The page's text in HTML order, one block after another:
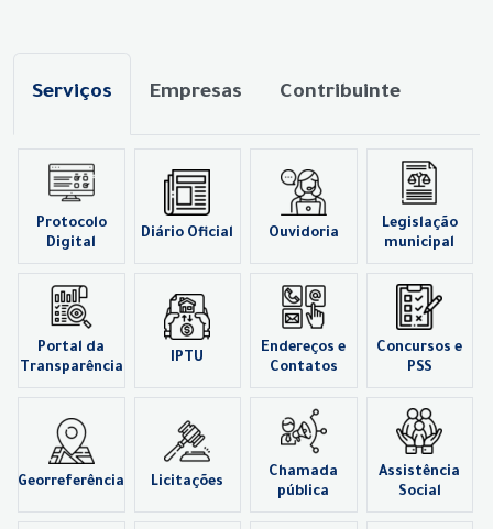
Serviços Empresas Contribuinte
Protocolo
Digital
Diário Oficial Ouvidoria
Legislação
municipal
Portal da
Transparência
IPTU
Endereços e
Contatos
Concursos e
PSS
Georreferência Licitações
Chamada
pública
Assistência
Social